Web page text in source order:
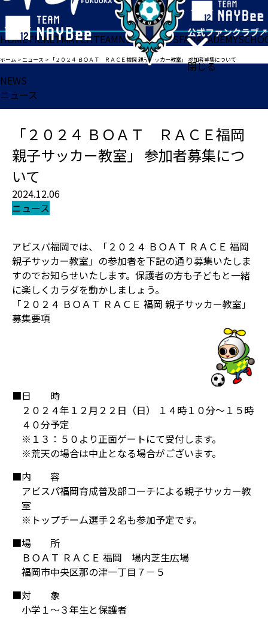
閉じる
HOMETICKETMATCHTEAMNEWSGOODSFANACADEMY
ホーム >ニュース > 「２０２４ ＢＯＡＴ ＲＡＣＥ福岡 親子サッカー教室」 参加者募集について
NEWS
ニュース
「２０２４ ＢＯＡＴ ＲＡＣＥ福岡
親子サッカー教室」 参加者募集につ
いて
2024.12.06
ニュース
アビスパ福岡では、「２０２４ ＢＯＡＴ ＲＡＣＥ 福岡
親子サッカー教室」の参加者を下記の通り募集いたしま
すのでお知らせいたします。保護者の方も子どもと一緒
に楽しくカラダを動かしましょう。
「２０２４ ＢＯＡＴ ＲＡＣＥ 福岡 親子サッカー教室」
募集要項
■日 時
２０２４年１２月２２日（日） １４時１０分～１５時
４０分予定
※１３：５０より正面ゲートにて受付します。
※荒天の場合は中止となる場合がございます。
■内 容
アビスパ福岡育成普及部コーチによる親子サッカー教
室
※トップチーム選手２名も参加予定です。
■場 所
ＢＯＡＴ ＲＡＣＥ 福岡 場内芝生広場
福岡市中央区那の津一丁目７－５
■対 象
小学１～３年生と保護者